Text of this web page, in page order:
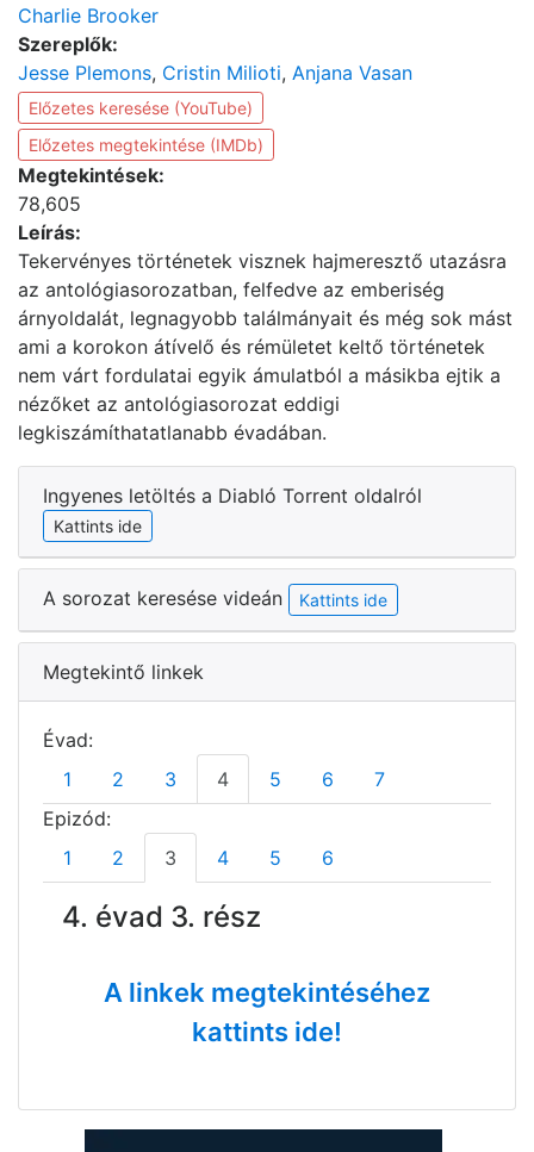
Charlie Brooker
Szereplők:
Jesse Plemons, Cristin Milioti, Anjana Vasan
Előzetes keresése (YouTube)
Előzetes megtekintése (IMDb)
Megtekintések:
78,605
Leírás:
Tekervényes történetek visznek hajmeresztő utazásra
az antológiasorozatban, felfedve az emberiség
árnyoldalát, legnagyobb találmányait és még sok mást
ami a korokon átívelő és rémületet keltő történetek
nem várt fordulatai egyik ámulatból a másikba ejtik a
nézőket az antológiasorozat eddigi
legkiszámíthatatlanabb évadában.
Ingyenes letöltés a Diabló Torrent oldalról
Kattints ide
A sorozat keresése videán Kattints ide
Megtekintő linkek
Évad:
1
2 3 4 5 6
7
Epizód:
1
2 3 4 5 6
4. évad 3. rész
A linkek megtekintéséhez
kattints ide!